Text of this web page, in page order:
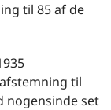
til 85 af de
til
nogensinde set